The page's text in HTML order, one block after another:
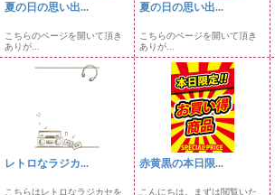
夏の日の思い出...
こちらのページを開いて頂き
ありが...
夏の日の思い出...
こちらのページを開いて頂き
ありが...
レトロなラジカ...
こちらはレトロなラジカセを
赤黄黒の本日限...
こんにちは。まずは閲覧いた